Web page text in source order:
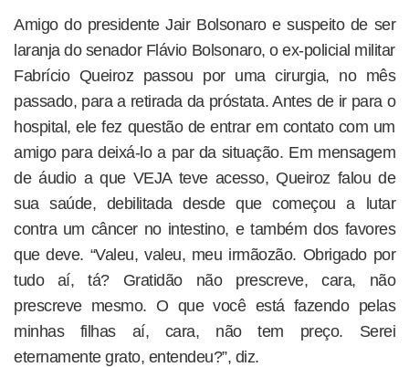
Amigo do presidente Jair Bolsonaro e suspeito de ser
laranja do senador Flávio Bolsonaro, o ex-policial militar
Fabrício Queiroz passou por uma cirurgia, no mês
passado, para a retirada da próstata. Antes de ir para o
hospital, ele fez questão de entrar em contato com um
amigo para deixá-lo a par da situação. Em mensagem
de áudio a que VEJA teve acesso, Queiroz falou de
sua saúde, debilitada desde que começou a lutar
contra um câncer no intestino, e também dos favores
que deve. “Valeu, valeu, meu irmãozão. Obrigado por
tudo aí, tá? Gratidão não prescreve, cara, não
prescreve mesmo. O que você está fazendo pelas
minhas filhas aí, cara, não tem preço. Serei
eternamente grato, entendeu?”, diz.